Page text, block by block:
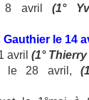
8 avril(1°
Gauthier le 14
avril (1°
le 28 avril,